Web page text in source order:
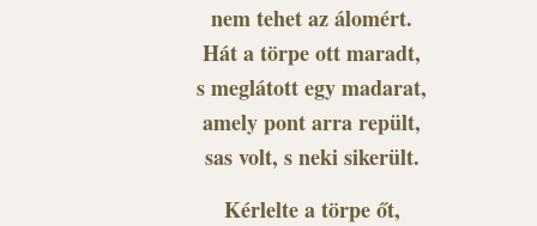
nem tehet az álomért.
Hát a törpe ott maradt,
s meglátott egy madarat,
amely pont arra repült,
sas volt, s neki sikerült.
Kérlelte a törpe őt,